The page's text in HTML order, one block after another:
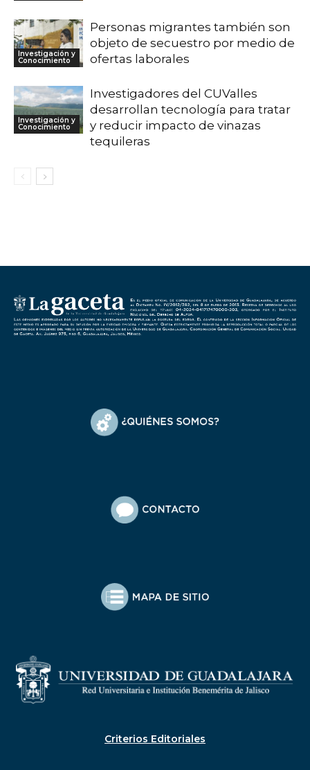
Investigación y
Conocimiento
Personas migrantes también son
objeto de secuestro por medio de
ofertas laborales
Investigación y
Conocimiento
Investigadores del CUValles
desarrollan tecnología para tratar
y reducir impacto de vinazas
tequileras
Criterios Editoriales